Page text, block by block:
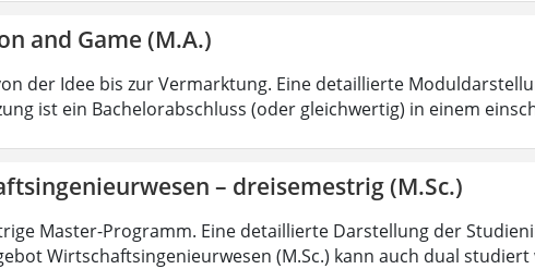
and Game (M.A.)
der Idee bis zur Vermarktung. Eine detaillierte
ist ein Bachelorabschluss (oder gleichwertig) in einem
– dreisemestrig (M.Sc.)
Master-Programm. Eine detaillierte Darstellung der
Wirtschaftsingenieurwesen (M.Sc.) kann auch dual